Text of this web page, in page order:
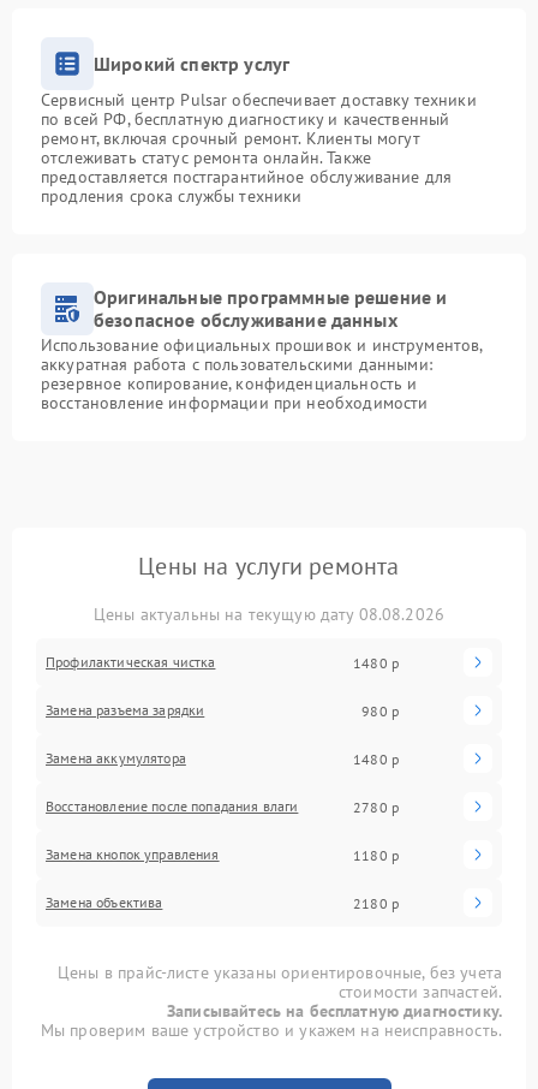
Широкий спектр услуг
Сервисный центр Pulsar обеспечивает доставку техники
по всей РФ, бесплатную диагностику и качественный
ремонт, включая срочный ремонт. Клиенты могут
отслеживать статус ремонта онлайн. Также
предоставляется постгарантийное обслуживание для
продления срока службы техники
Оригинальные программные решение и
безопасное обслуживание данных
Использование официальных прошивок и инструментов,
аккуратная работа с пользовательскими данными:
резервное копирование, конфиденциальность и
восстановление информации при необходимости
Цены на услуги ремонта
Цены актуальны на текущую дату 08.08.2026
Профилактическая чистка 1480 р
Замена разъема зарядки 980 р
Замена аккумулятора 1480 р
Восстановление после попадания влаги 2780 р
Замена кнопок управления 1180 р
Замена объектива 2180 р
Цены в прайс-листе указаны ориентировочные, без учета
стоимости запчастей.
Записывайтесь на бесплатную диагностику.
Мы проверим ваше устройство и укажем на неисправность.